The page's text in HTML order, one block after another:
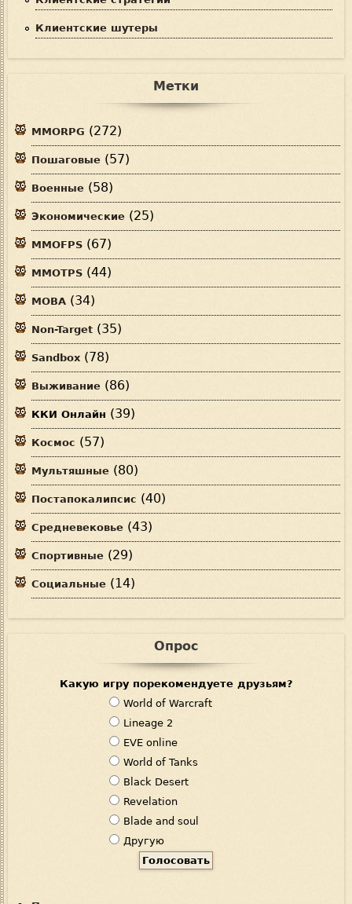
Клиентские шутеры
Метки
MMORPG (272)
Пошаговые (57)
Военные (58)
Экономические (25)
MMOFPS (67)
MMOTPS (44)
MOBA (34)
Non-Target (35)
Sandbox (78)
Выживание (86)
ККИ Онлайн (39)
Космос (57)
Мультяшные (80)
Постапокалипсис (40)
Средневековье (43)
Спортивные (29)
Социальные (14)
Опрос
Какую игру порекомендуете друзьям?
В
а
р
и
а
н
т
ы
World of Warcraft
Lineage 2
EVE online
World of Tanks
Black Desert
Revelation
Blade and soul
Другую